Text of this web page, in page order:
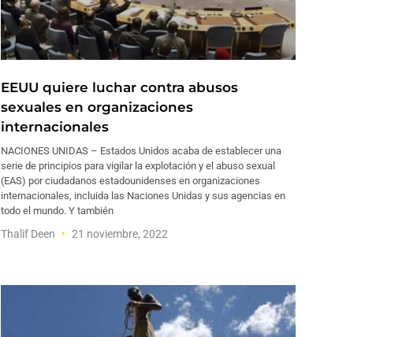
EEUU quiere luchar contra abusos
sexuales en organizaciones
internacionales
NACIONES UNIDAS – Estados Unidos acaba de establecer una
serie de principios para vigilar la explotación y el abuso sexual
(EAS) por ciudadanos estadounidenses en organizaciones
internacionales, incluida las Naciones Unidas y sus agencias en
todo el mundo. Y también
Thalif Deen 21 noviembre, 2022